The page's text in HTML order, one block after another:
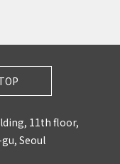
11th floor,
Seoul